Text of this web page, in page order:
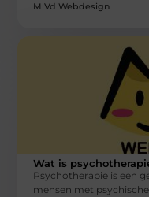
M Vd Webdesign
Wat is
Psychotherapie is een
mensen met